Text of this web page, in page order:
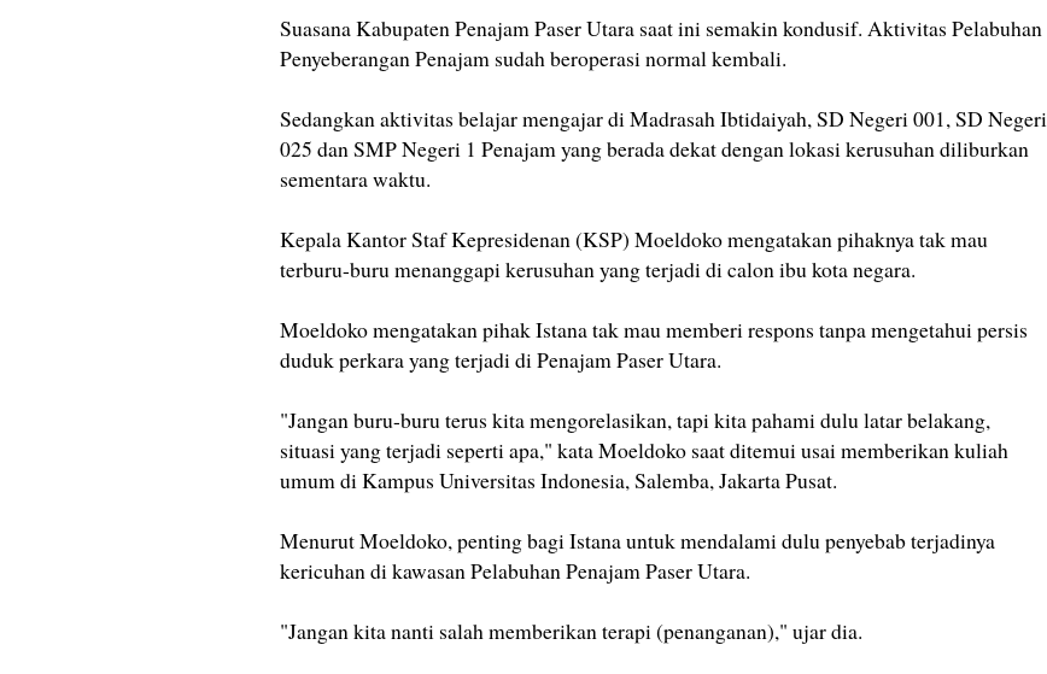
Suasana Kabupaten Penajam Paser Utara saat ini semakin kondusif. Aktivitas Pelabuhan
Penyeberangan Penajam sudah beroperasi normal kembali.
Sedangkan aktivitas belajar mengajar di Madrasah Ibtidaiyah, SD Negeri 001, SD Negeri
025 dan SMP Negeri 1 Penajam yang berada dekat dengan lokasi kerusuhan diliburkan
sementara waktu.
Kepala Kantor Staf Kepresidenan (KSP) Moeldoko mengatakan pihaknya tak mau
terburu-buru menanggapi kerusuhan yang terjadi di calon ibu kota negara.
Moeldoko mengatakan pihak Istana tak mau memberi respons tanpa mengetahui persis
duduk perkara yang terjadi di Penajam Paser Utara.
"Jangan buru-buru terus kita mengorelasikan, tapi kita pahami dulu latar belakang,
situasi yang terjadi seperti apa," kata Moeldoko saat ditemui usai memberikan kuliah
umum di Kampus Universitas Indonesia, Salemba, Jakarta Pusat.
Menurut Moeldoko, penting bagi Istana untuk mendalami dulu penyebab terjadinya
kericuhan di kawasan Pelabuhan Penajam Paser Utara.
"Jangan kita nanti salah memberikan terapi (penanganan)," ujar dia.